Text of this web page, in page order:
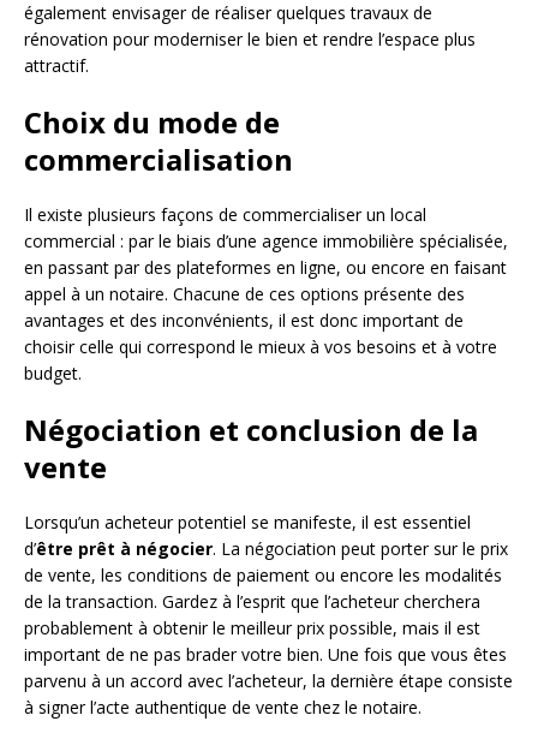
également envisager de réaliser quelques travaux de
rénovation pour moderniser le bien et rendre l’espace plus
attractif.
Choix du mode de
commercialisation
Il existe plusieurs façons de commercialiser un local
commercial : par le biais d’une agence immobilière spécialisée,
en passant par des plateformes en ligne, ou encore en faisant
appel à un notaire. Chacune de ces options présente des
avantages et des inconvénients, il est donc important de
choisir celle qui correspond le mieux à vos besoins et à votre
budget.
Négociation et conclusion de la
vente
Lorsqu’un acheteur potentiel se manifeste, il est essentiel
d’être prêt à négocier. La négociation peut porter sur le prix
de vente, les conditions de paiement ou encore les modalités
de la transaction. Gardez à l’esprit que l’acheteur cherchera
probablement à obtenir le meilleur prix possible, mais il est
important de ne pas brader votre bien. Une fois que vous êtes
parvenu à un accord avec l’acheteur, la dernière étape consiste
à signer l’acte authentique de vente chez le notaire.